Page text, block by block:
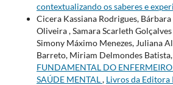
contextualizando os saberes e
Cicera Kassiana Rodrigues,
Oliveira , Samara Scarleth
Simony Máximo Menezes, Juliana
Barreto, Miriam Delmondes Batista,
FUNDAMENTAL DO
SAÚDE MENTAL, Livros da Editora